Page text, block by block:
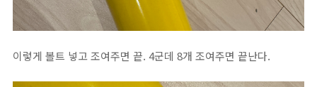
이렇게 볼트 넣고 조여주면 끝. 4군데 8개 조여주면 끝난다.